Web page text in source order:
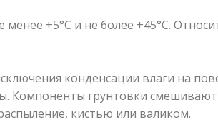
+5°С и не более +45°С.
конденсации влаги на
Компоненты грунтовки смешивают
кистью или валиком.